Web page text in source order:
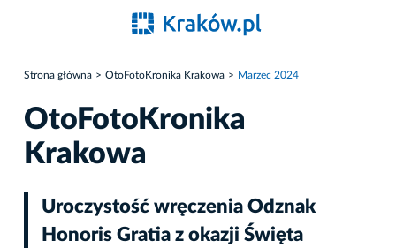
Strona główna OtoFotoKronika Krakowa Marzec 2024
OtoFotoKronika
Krakowa
Uroczystość wręczenia Odznak
Honoris Gratia z okazji Święta